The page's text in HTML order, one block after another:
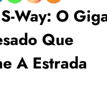
Way: O
Que
A Estrada